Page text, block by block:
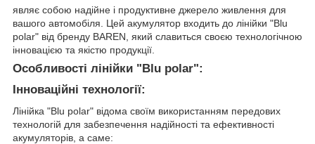
являє собою надійне і продуктивне джерело живлення для
вашого автомобіля. Цей акумулятор входить до лінійки "Blu
polar" від бренду BAREN, який славиться своєю технологічною
інновацією та якістю продукції.
Особливості лінійки "Blu polar":
Інноваційні технології:
Лінійка "Blu polar" відома своїм використанням передових
технологій для забезпечення надійності та ефективності
акумуляторів, а саме: